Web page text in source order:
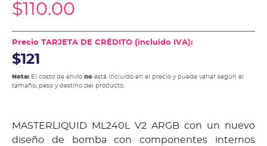
$110.00
Precio TARJETA DE CRÉDITO (incluido IVA):
$121
Nota: El costo de envío no está incluido en el precio y puede variar según el
tamaño, peso y destino del producto.
MASTERLIQUID ML240L V2 ARGB con un nuevo
diseño de bomba con componentes internos